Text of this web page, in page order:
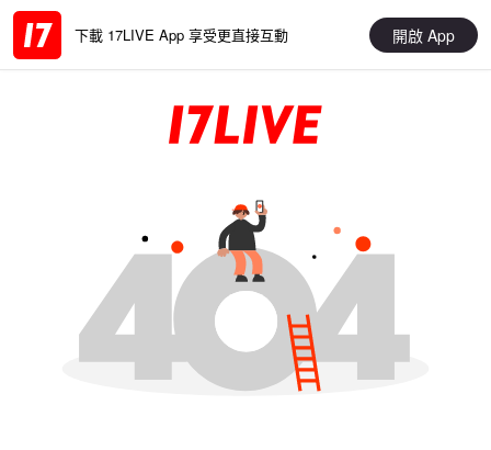
下載 17LIVE App 享受更直接互動 開啟 App